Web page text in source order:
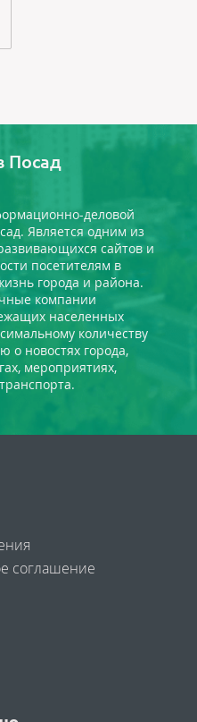
Посад
деловой
Является одним из
сайтов и
посетителям в
города и района.
компании
населенных
количеству
о новостях города,
мероприятиях,
соглашение